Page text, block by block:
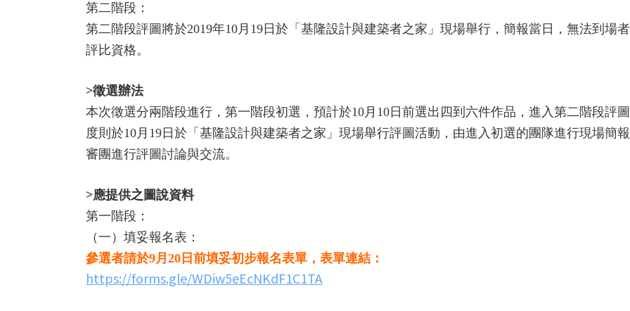
第二階段：
第二階段評圖將於2019年10月19日於「基隆設計與建築者之家」現場舉行，簡報當日，無法到場
評比資格。
>徵選辦法
本次徵選分兩階段進行，第一階段初選，預計於10月10日前選出四到六件作品，進入第二階段評
度則於10月19日於「基隆設計與建築者之家」現場舉行評圖活動，由進入初選的團隊進行現場簡
審團進行評圖討論與交流。
>應提供之圖說資料
第一階段：
（一）填妥報名表：
參選者請於9月20日前填妥初步報名表單，表單連結：
https://forms.gle/WDiw5eEcNKdF1C1TA